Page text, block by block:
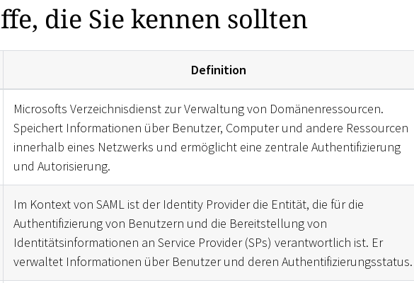
die Sie kennen sollten
Definition
Microsofts Verzeichnisdienst zur Verwaltung von Domänenressourcen.
Speichert Informationen über Benutzer, Computer und andere Ressourcen
innerhalb eines Netzwerks und ermöglicht eine zentrale Authentifizierung
und Autorisierung.
Im Kontext von SAML ist der Identity Provider die Entität, die für die
Authentifizierung von Benutzern und die Bereitstellung von
Identitätsinformationen an Service Provider (SPs) verantwortlich ist. Er
verwaltet Informationen über Benutzer und deren Authentifizierungsstatus.